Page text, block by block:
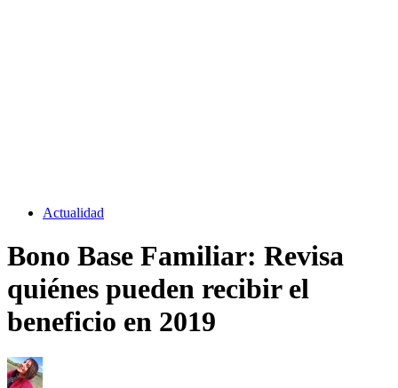
Actualidad
Bono Base Familiar: Revisa
quiénes pueden recibir el
beneficio en 2019